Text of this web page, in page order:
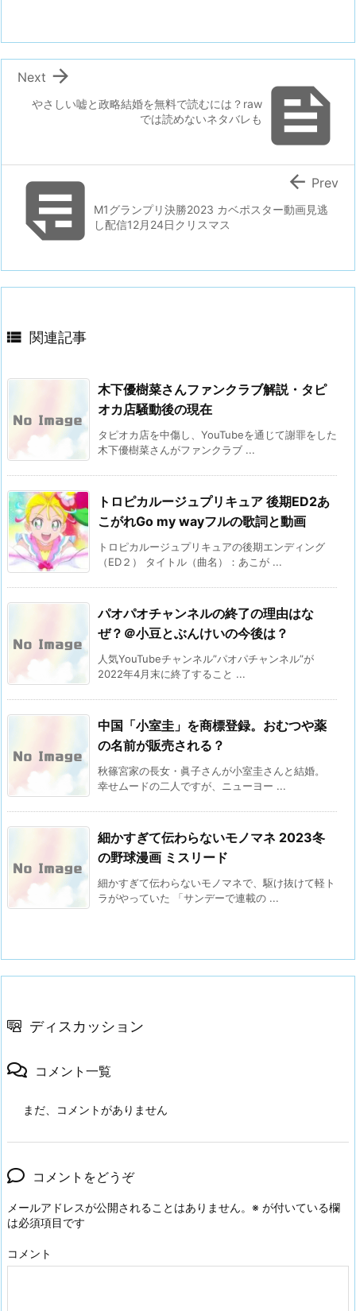

やさしい嘘と政略結婚を無料で読むには？raw
では読めないネタバレも

Next
M1グランプリ決勝2023 カベポスター動画見逃
し配信12月24日クリスマス
 Prev
 関連記事
木下優樹菜さんファンクラブ解説・タピ
オカ店騒動後の現在
タピオカ店を中傷し、YouTubeを通じて謝罪をした
木下優樹菜さんがファンクラブ ...
トロピカルージュプリキュア 後期ED2あ
こがれGo my wayフルの歌詞と動画
トロピカルージュプリキュアの後期エンディング
（ED２） タイトル（曲名）：あこが ...
パオパオチャンネルの終了の理由はな
ぜ？＠小豆とぶんけいの今後は？
人気YouTubeチャンネル”パオパチャンネル”が
2022年4月末に終了すること ...
中国「小室圭」を商標登録。おむつや薬
の名前が販売される？
秋篠宮家の長女・眞子さんが小室圭さんと結婚。
幸せムードの二人ですが、ニューヨー ...
細かすぎて伝わらないモノマネ 2023冬
の野球漫画 ミスリード
細かすぎて伝わらないモノマネで、駆け抜けて軽ト
ラがやっていた 「サンデーで連載の ...
ディスカッション
コメント一覧
まだ、コメントがありません
コメントをどうぞ
メールアドレスが公開されることはありません。 ※ が付いている欄
は必須項目です
コメント